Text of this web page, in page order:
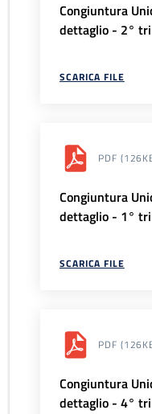
Congiuntura
dettaglio - 2°
SCARICA FILE
PDF
Congiuntura
dettaglio - 1°
SCARICA FILE
PDF
Congiuntura
dettaglio - 4°